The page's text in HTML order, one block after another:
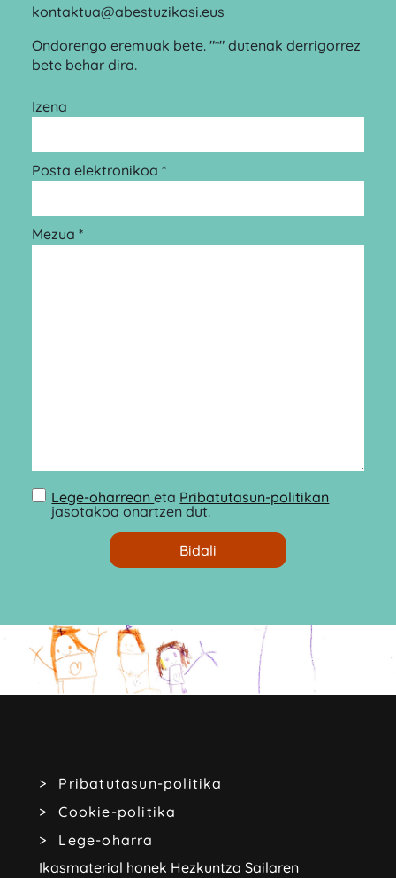
kontaktua@abestuzikasi.eus
Ondorengo eremuak bete. "*" dutenak derrigorrez
bete behar dira.
Izena
Posta elektronikoa *
Mezua *
Lege-oharreaneta Pribatutasun-politikan
jasotakoa onartzen dut.
Pribatutasun-politika
Cookie-politika
Lege-oharra
Ikasmaterial honek Hezkuntza Sailaren